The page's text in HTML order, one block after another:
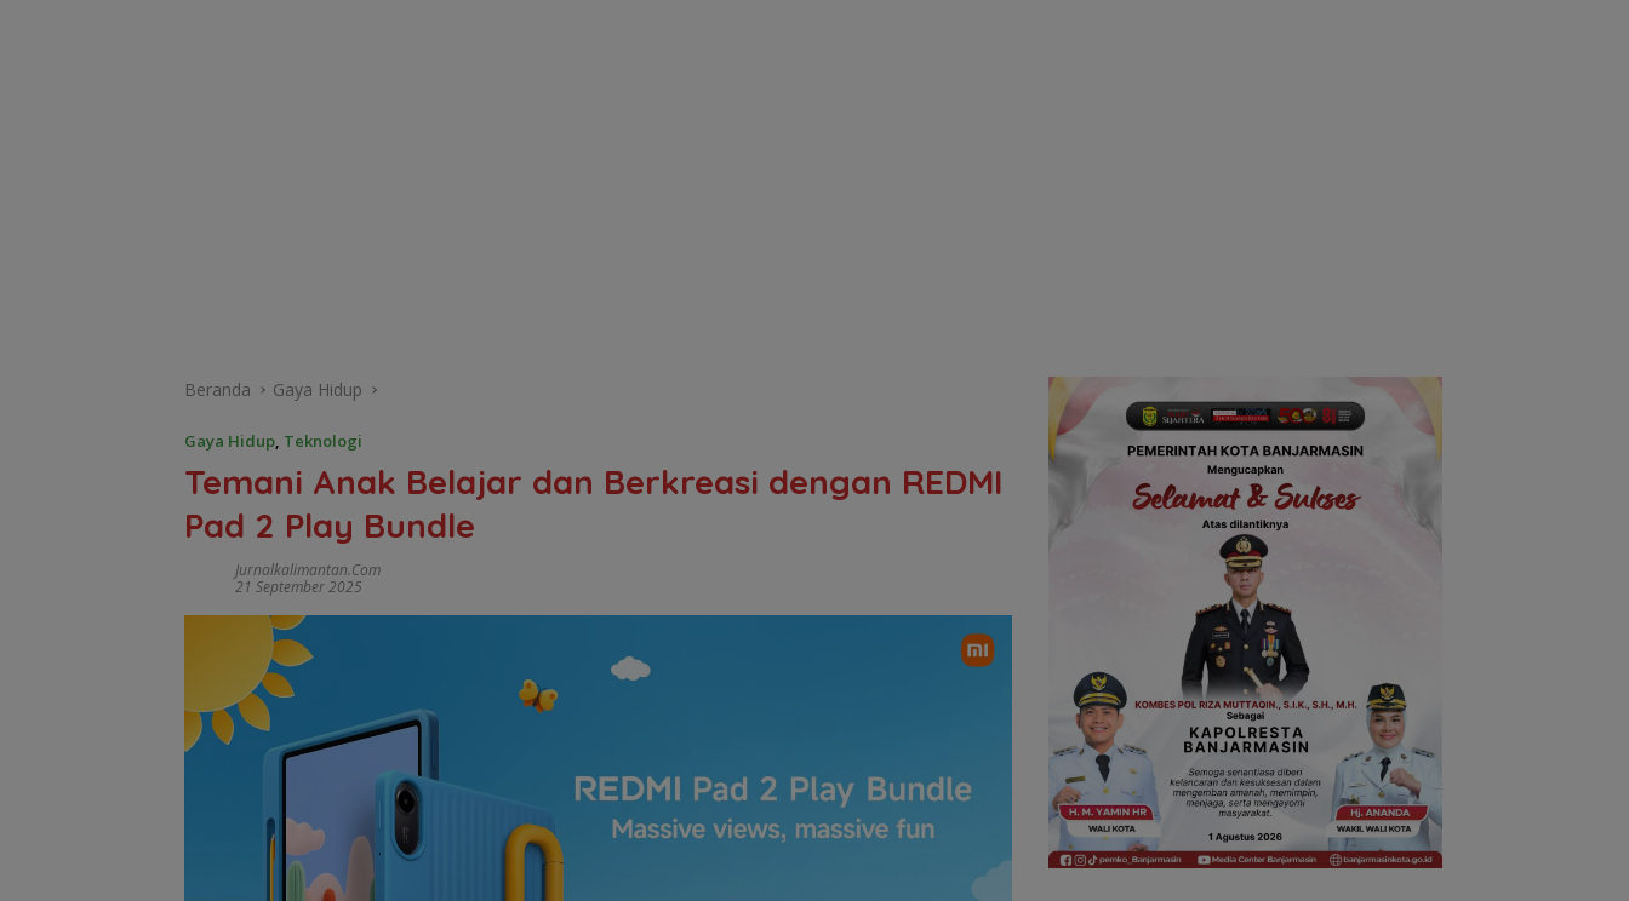
Beranda Gaya Hidup
Gaya Hidup, Teknologi
Temani Anak Belajar dan Berkreasi dengan REDMI
Pad 2 Play Bundle
Jurnalkalimantan.com
21 September 2025